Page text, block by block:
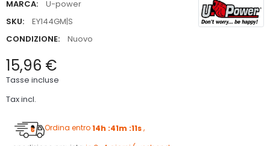
MARCA:
U-power
SKU:
EY144GM|S
CONDIZIONE:
Nuovo
15,96 €
Tasse incluse
Tax incl.
Ordina entro14h :41m :10s